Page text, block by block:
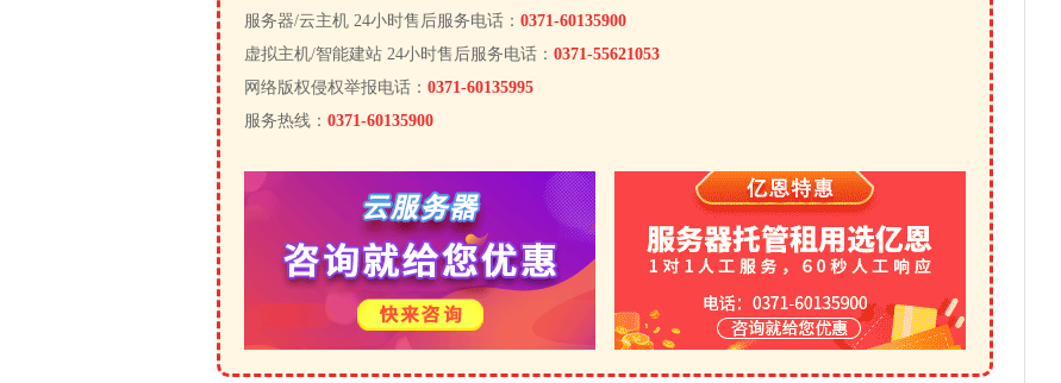
服务器/云主机 24小时售后服务电话： 0371-60135900
虚拟主机/智能建站 24小时售后服务电话： 0371-55621053
网络版权侵权举报电话： 0371-60135995
服务热线： 0371-60135900